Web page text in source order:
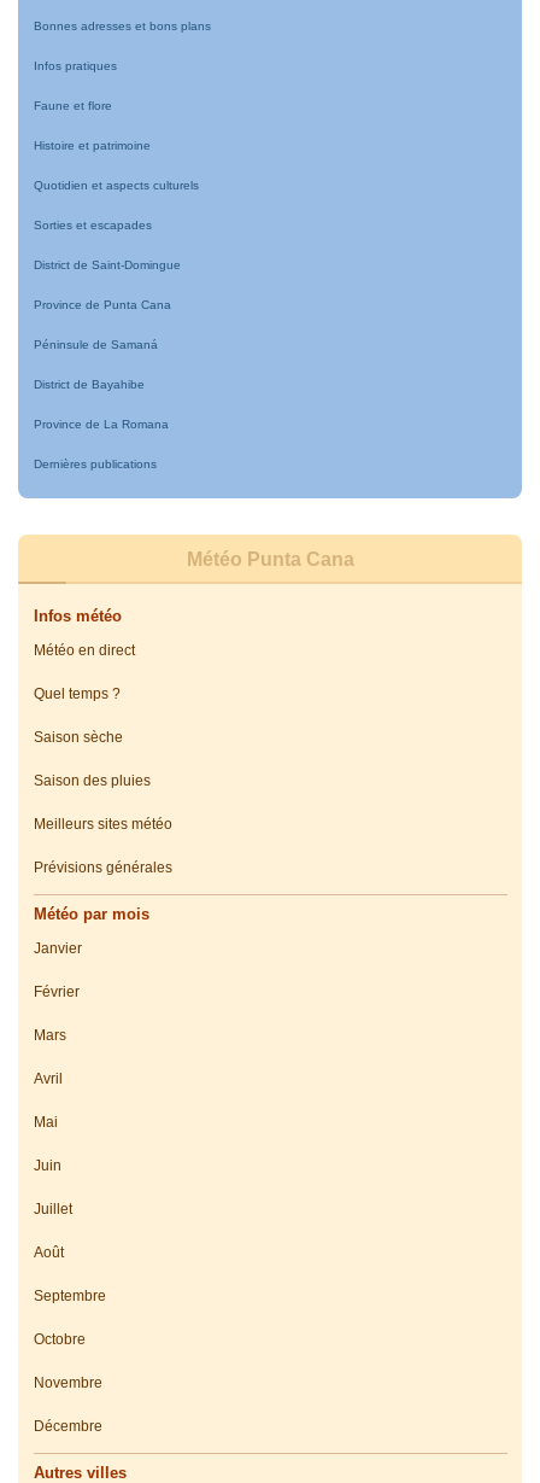
Bonnes adresses et bons plans
Infos pratiques
Faune et flore
Histoire et patrimoine
Quotidien et aspects culturels
Sorties et escapades
District de Saint-Domingue
Province de Punta Cana
Péninsule de Samaná
District de Bayahibe
Province de La Romana
Dernières publications
Météo Punta Cana
Infos météo
Météo en direct
Quel temps ?
Saison sèche
Saison des pluies
Meilleurs sites météo
Prévisions générales
Météo par mois
Janvier
Février
Mars
Avril
Mai
Juin
Juillet
Août
Septembre
Octobre
Novembre
Décembre
Autres villes